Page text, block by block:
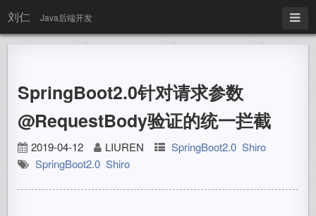
刘仁 Java后端开发
SpringBoot2.0针对请求参数
@RequestBody验证的统一拦截
2019-04-12 LIUREN SpringBoot2.0 Shiro
SpringBoot2.0 Shiro